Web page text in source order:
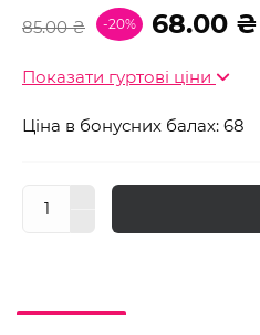
85.00 ₴ -20% 68.00 ₴
Показати гуртові ціни
Ціна в бонусних балах: 68